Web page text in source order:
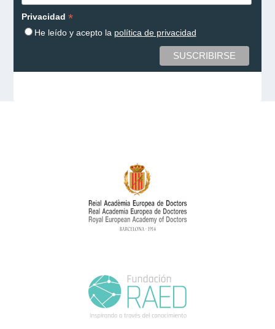
Privacidad *
He leído y acepto la política de privacidad